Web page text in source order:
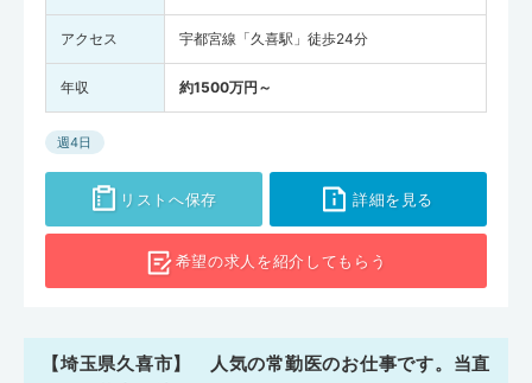
アクセス 宇都宮線「久喜駅」徒歩24分
年収 約1500万円～
週4日
リストへ保存 詳細を見る
希望の求人を紹介してもらう
【埼玉県久喜市】 人気の常勤医のお仕事です。当直